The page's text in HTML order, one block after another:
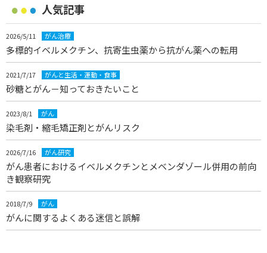
人気記事
2026/5/11 がん治療
多標的イベルメクチン、抗寄生虫薬から抗がん薬への転用
2021/7/17 がんと生活・運動・食事
砂糖とがん－知っておきたいこと
2023/8/1 がん
染毛剤・縮毛矯正剤とがんリスク
2026/7/16 がん研究
がん患者におけるイベルメクチンとメベンダゾール併用の前向
き観察研究
2018/7/9 がん
がんに関するよくある迷信と誤解